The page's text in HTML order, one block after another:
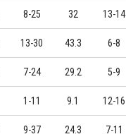
8-25 32 13-14
13-30 43.3 6-8
7-24 29.2 5-9
1-11 9.1 12-16
9-37 24.3 7-11